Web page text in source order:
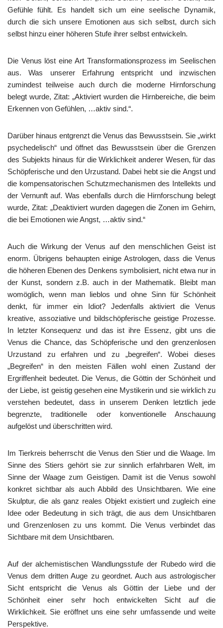
Gefühle fühlt. Es handelt sich um eine seelische Dynamik,
durch die sich unsere Emotionen aus sich selbst, durch sich
selbst hinzu einer höheren Stufe ihrer selbst entwickeln.
Die Venus löst eine Art Transformationsprozess im Seelischen
aus. Was unserer Erfahrung entspricht und inzwischen
zumindest teilweise auch durch die moderne Hirnforschung
belegt wurde, Zitat: „Aktiviert wurden die Hirnbereiche, die beim
Erkennen von Gefühlen, …aktiv sind.“.
Darüber hinaus entgrenzt die Venus das Bewusstsein. Sie „wirkt
psychedelisch“ und öffnet das Bewusstsein über die Grenzen
des Subjekts hinaus für die Wirklichkeit anderer Wesen, für das
Schöpferische und den Urzustand. Dabei hebt sie die Angst und
die kompensatorischen Schutzmechanismen des Intellekts und
der Vernunft auf. Was ebenfalls durch die Hirnforschung belegt
wurde, Zitat: „Deaktiviert wurden dagegen die Zonen im Gehirn,
die bei Emotionen wie Angst, …aktiv sind.“
Auch die Wirkung der Venus auf den menschlichen Geist ist
enorm. Übrigens behaupten einige Astrologen, dass die Venus
die höheren Ebenen des Denkens symbolisiert, nicht etwa nur in
der Kunst, sondern z.B. auch in der Mathematik. Bleibt man
womöglich, wenn man lieblos und ohne Sinn für Schönheit
denkt, für immer ein Idiot? Jedenfalls aktiviert die Venus
kreative, assoziative und bildschöpferische geistige Prozesse.
In letzter Konsequenz und das ist ihre Essenz, gibt uns die
Venus die Chance, das Schöpferische und den grenzenlosen
Urzustand zu erfahren und zu „begreifen“. Wobei dieses
„Begreifen“ in den meisten Fällen wohl einen Zustand der
Ergriffenheit bedeutet. Die Venus, die Göttin der Schönheit und
der Liebe, ist geistig gesehen eine Mystikerin und sie wirklich zu
verstehen bedeutet, dass in unserem Denken letztlich jede
begrenzte, traditionelle oder konventionelle Anschauung
aufgelöst und überschritten wird.
Im Tierkreis beherrscht die Venus den Stier und die Waage. Im
Sinne des Stiers gehört sie zur sinnlich erfahrbaren Welt, im
Sinne der Waage zum Geistigen. Damit ist die Venus sowohl
konkret sichtbar als auch Abbild des Unsichtbaren. Wie eine
Skulptur, die als ganz reales Objekt existiert und zugleich eine
Idee oder Bedeutung in sich trägt, die aus dem Unsichtbaren
und Grenzenlosen zu uns kommt. Die Venus verbindet das
Sichtbare mit dem Unsichtbaren.
Auf der alchemistischen Wandlungsstufe der Rubedo wird die
Venus dem dritten Auge zu geordnet. Auch aus astrologischer
Sicht entspricht die Venus als Göttin der Liebe und der
Schönheit einer sehr hoch entwickelten Sicht auf die
Wirklichkeit. Sie eröffnet uns eine sehr umfassende und weite
Perspektive.